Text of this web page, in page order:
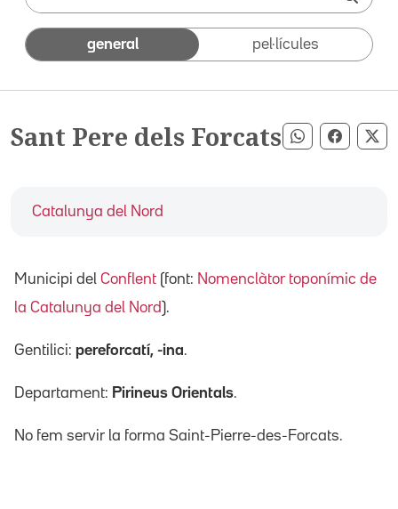
general pel·lícules
Sant Pere dels Forcats Compartir
Catalunya del Nord
Municipi del Conflent (font: Nomenclàtor toponímic de
la Catalunya del Nord ).
Gentilici: pereforcatí, -ina.
Departament: Pirineus Orientals.
No fem servir la forma Saint-Pierre-des-Forcats.